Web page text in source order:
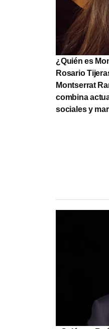
¿Quién es
Rosario
Montserrat
combina
sociales y